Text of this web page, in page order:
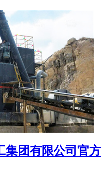
集团有限公司官方